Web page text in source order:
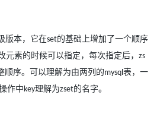
版本，它在set的基础上增加了一个顺序
元素的时候可以指定，每次指定后， zs
顺序。可以理解为由两列的mysql表，一
作中key理解为zset的名字。